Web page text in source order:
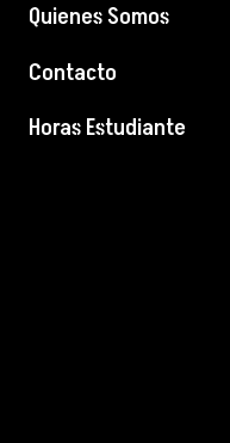
Quienes Somos
Contacto
Horas Estudiante